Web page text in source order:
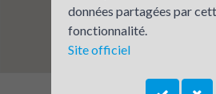
données partagées par
fonctionnalité.
Site officiel